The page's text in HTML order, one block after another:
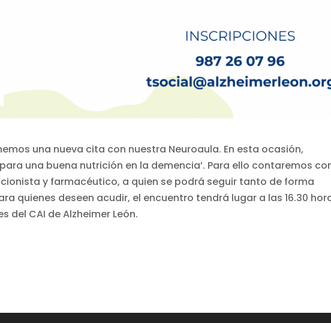
una nueva cita con nuestra Neuroaula. En esta ocasión,
una buena nutrición en la demencia’. Para ello contaremos
y farmacéutico, a quien se podrá seguir tanto de forma
quienes deseen acudir, el encuentro tendrá lugar a las 16.30
del CAI de Alzheimer León.